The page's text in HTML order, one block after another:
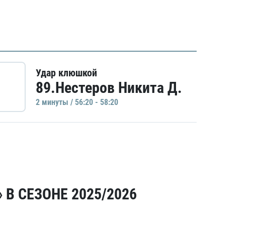
Удар клюшкой
89.Нестеров Никита Д.
2 минуты / 56:20 - 58:20
СЕЗОНЕ 2025/2026